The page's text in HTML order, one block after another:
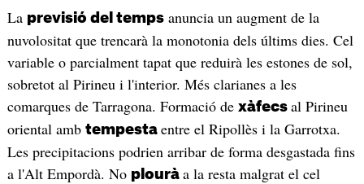
La previsió del tempsanuncia un augment de la
nuvolositat que trencarà la monotonia dels últims dies. Cel
variable o parcialment tapat que reduirà les estones de sol,
sobretot al Pirineu i l'interior. Més clarianes a les
comarques de Tarragona. Formació de xàfecs al Pirineu
oriental amb tempesta entre el Ripollès i la Garrotxa.
Les precipitacions podrien arribar de forma desgastada fins
a l'Alt Empordà. No plourà a la resta malgrat el cel